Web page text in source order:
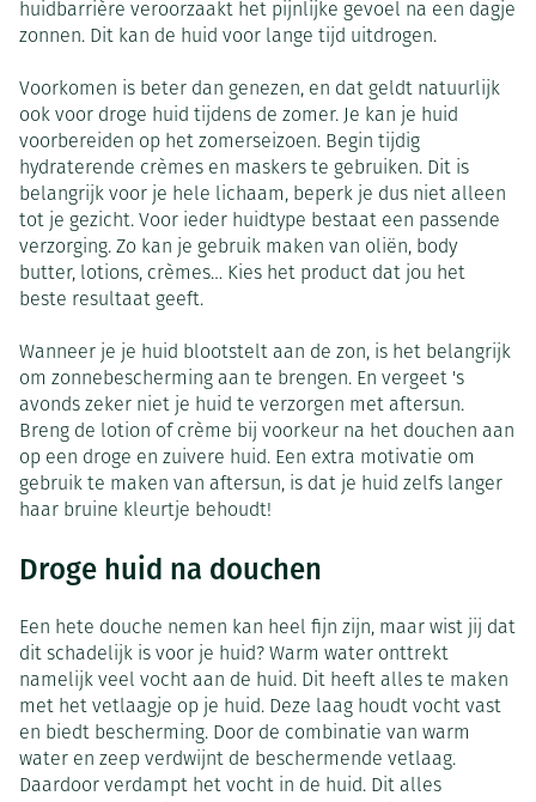
huidbarrière veroorzaakt het pijnlijke gevoel na een dagje
zonnen. Dit kan de huid voor lange tijd uitdrogen.
Voorkomen is beter dan genezen, en dat geldt natuurlijk
ook voor droge huid tijdens de zomer. Je kan je huid
voorbereiden op het zomerseizoen. Begin tijdig
hydraterende crèmes en maskers te gebruiken. Dit is
belangrijk voor je hele lichaam, beperk je dus niet alleen
tot je gezicht. Voor ieder huidtype bestaat een passende
verzorging. Zo kan je gebruik maken van oliën, body
butter, lotions, crèmes… Kies het product dat jou het
beste resultaat geeft.
Wanneer je je huid blootstelt aan de zon, is het belangrijk
om zonnebescherming aan te brengen. En vergeet 's
avonds zeker niet je huid te verzorgen met aftersun.
Breng de lotion of crème bij voorkeur na het douchen aan
op een droge en zuivere huid. Een extra motivatie om
gebruik te maken van aftersun, is dat je huid zelfs langer
haar bruine kleurtje behoudt!
Droge huid na douchen
Een hete douche nemen kan heel fijn zijn, maar wist jij dat
dit schadelijk is voor je huid? Warm water onttrekt
namelijk veel vocht aan de huid. Dit heeft alles te maken
met het vetlaagje op je huid. Deze laag houdt vocht vast
en biedt bescherming. Door de combinatie van warm
water en zeep verdwijnt de beschermende vetlaag.
Daardoor verdampt het vocht in de huid. Dit alles